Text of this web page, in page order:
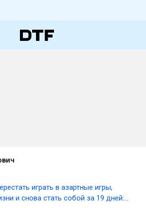
играть в азартные игры,
и снова стать собой за 19 дней: